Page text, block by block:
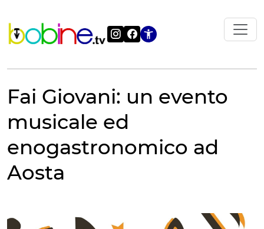
contenuto
Apri le
Fai Giovani: un evento
musicale ed
enogastronomico ad
Aosta